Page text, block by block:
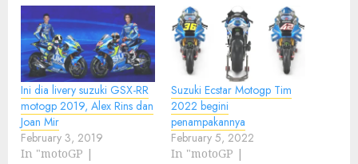
Ini dia livery suzuki GSX-RR
motogp 2019, Alex Rins dan
Joan Mir
February 3, 2019
In "motoGP |
Suzuki Ecstar Motogp Tim
2022 begini
penampakannya
February 5, 2022
In "motoGP |